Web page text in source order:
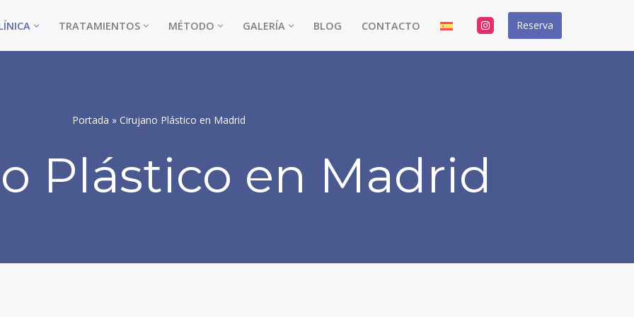
TRATAMIENTOS MÉTODO GALERÍA BLOG CONTACTO Reserva
Portada » Cirujano Plástico en Madrid
Plástico en Madrid